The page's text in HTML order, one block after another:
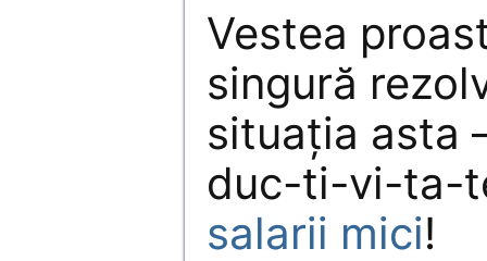
Vestea
singură
situația asta
duc-ti-vi-ta-
salarii mici!